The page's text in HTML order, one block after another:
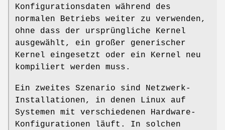
Konfigurationsdaten während des
normalen Betriebs weiter zu verwenden,
ohne dass der ursprüngliche Kernel
ausgewählt, ein großer generischer
Kernel eingesetzt oder ein Kernel neu
kompiliert werden muss.
Ein zweites Szenario sind Netzwerk-
Installationen, in denen Linux auf
Systemen mit verschiedenen Hardware-
Konfigurationen läuft. In solchen